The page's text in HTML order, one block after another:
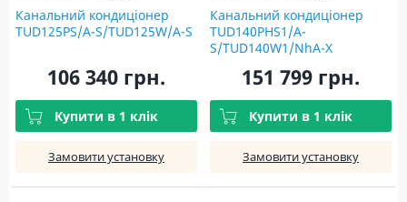
Канальний кондиціонер
TUD125PS/A-S/TUD125W/A-S
106 340 грн.
Купити в 1 клік
Замовити установку
Канальний кондиціонер
TUD140PHS1/A-
S/TUD140W1/NhA-X
151 799 грн.
Купити в 1 клік
Замовити установку